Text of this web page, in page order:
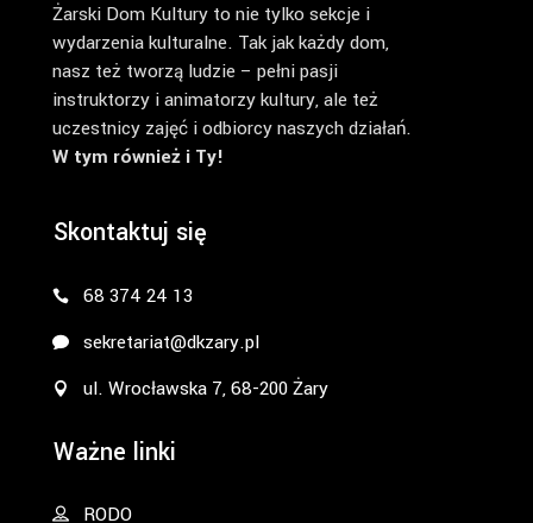
Żarski Dom Kultury to nie tylko sekcje i
wydarzenia kulturalne. Tak jak każdy dom,
nasz też tworzą ludzie – pełni pasji
instruktorzy i animatorzy kultury, ale też
uczestnicy zajęć i odbiorcy naszych działań.
W tym również i Ty!
Skontaktuj się
68 374 24 13
sekretariat@dkzary.pl
ul. Wrocławska 7, 68-200 Żary
Ważne linki
RODO